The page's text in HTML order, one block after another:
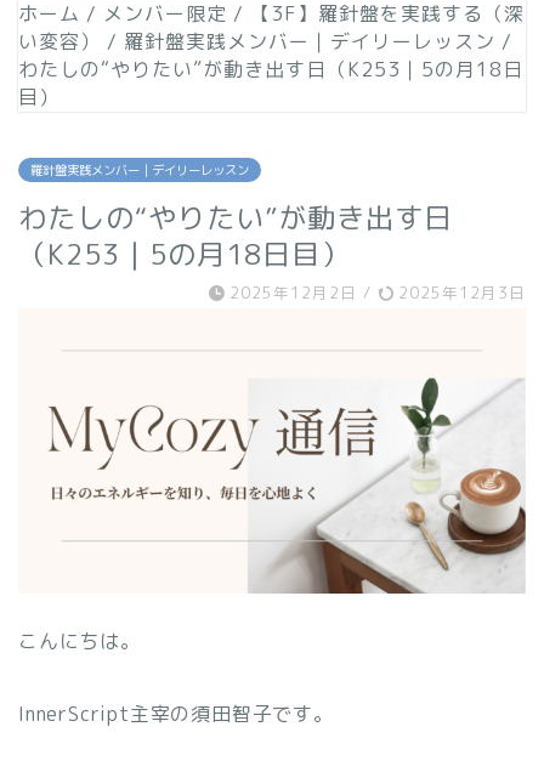
ホーム / メンバー限定 /
【3F】羅針盤を実践する（深
い変容）
/ 羅針盤実践メンバー｜デイリーレッスン /
わたしの“やりたい”が動き出す日（K253｜5の月18日
目）
羅針盤実践メンバー｜デイリーレッスン
わたしの“やりたい”が動き出す日
（K253｜5の月18日目）
2025年12月2日 / 2025年12月3日
こんにちは。
InnerScript主宰の須田智子です。